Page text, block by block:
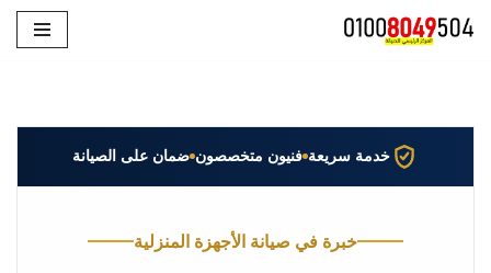
خدمة سريعة فنيون متخصصون ضمان على الصيانة
خبرة في صيانة الأجهزة المنزلية